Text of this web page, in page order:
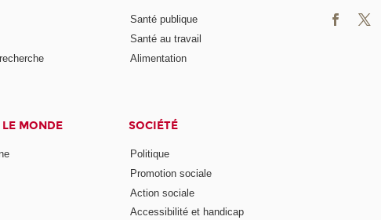
Santé publique
Santé au travail
Alimentation
LE MONDE SOCIÉTÉ
Politique
Promotion sociale
Action sociale
Accessibilité et handicap